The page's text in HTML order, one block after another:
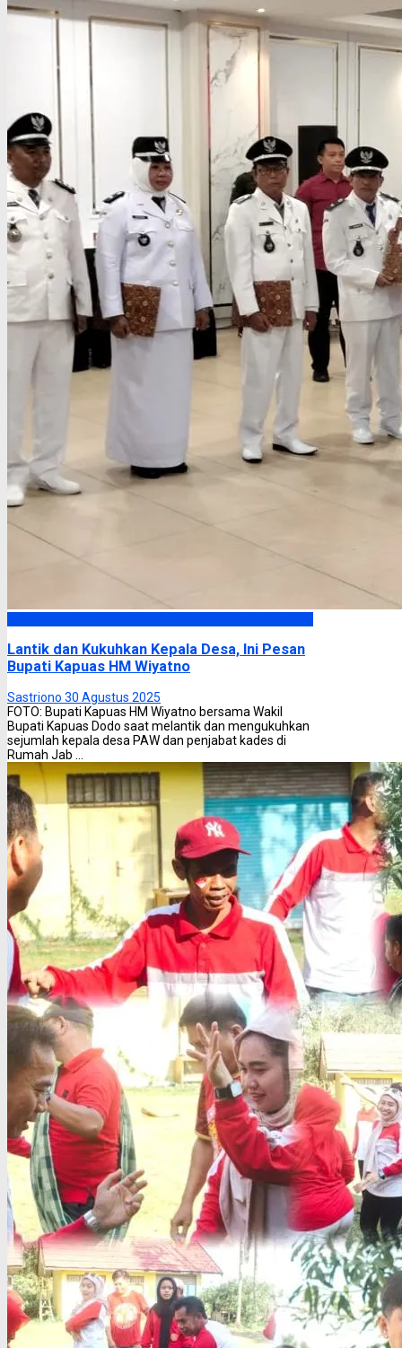
Lantik dan Kukuhkan Kepala Desa, Ini Pesan
Bupati Kapuas HM Wiyatno
Sastriono 30 Agustus 2025
FOTO: Bupati Kapuas HM Wiyatno bersama Wakil
Bupati Kapuas Dodo saat melantik dan mengukuhkan
sejumlah kepala desa PAW dan penjabat kades di
Rumah Jab ...